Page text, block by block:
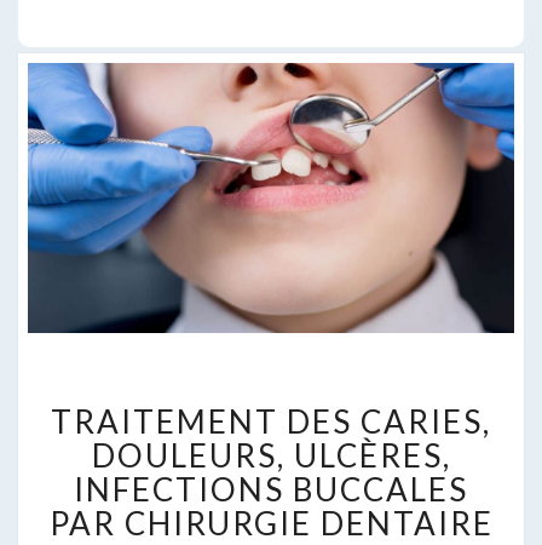
DES
CARIES,
DOULEURS,
ULCÈRES,
INFECTIONS
TRAITEMENT DES CARIES,
DOULEURS, ULCÈRES,
INFECTIONS BUCCALES
PAR CHIRURGIE DENTAIRE